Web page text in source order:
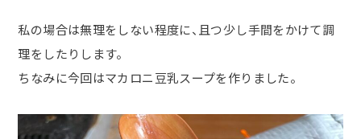
私の場合は無理をしない程度に、且つ少し手間をかけて調
理をしたりします。
ちなみに今回はマカロニ豆乳スープを作りました。